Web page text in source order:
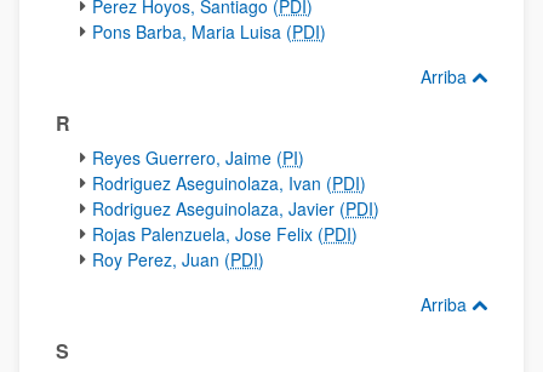
Perez Hoyos, Santiago (PDI)
Pons Barba, Maria Luisa (PDI)
Arriba
R
Reyes Guerrero, Jaime (PI)
Rodriguez Aseguinolaza, Ivan (PDI)
Rodriguez Aseguinolaza, Javier (PDI)
Rojas Palenzuela, Jose Felix (PDI)
Roy Perez, Juan (PDI)
Arriba
S